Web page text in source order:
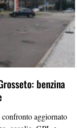
benzina
aggiornato